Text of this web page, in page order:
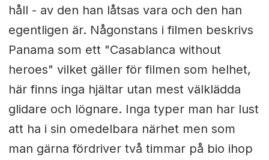
håll - av den han låtsas vara och den han
egentligen är. Någonstans i filmen beskrivs
Panama som ett "Casablanca without
heroes" vilket gäller för filmen som helhet,
här finns inga hjältar utan mest välklädda
glidare och lögnare. Inga typer man har lust
att ha i sin omedelbara närhet men som
man gärna fördriver två timmar på bio ihop